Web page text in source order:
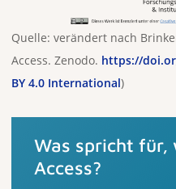
Quelle: verändert nach
Access. Zenodo. https://
BY 4.0 International)
Was spricht für,
Access?